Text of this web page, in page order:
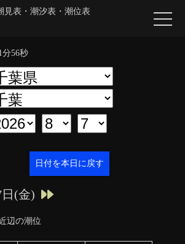
見表・潮汐表・潮位表
分56秒
日付を本日に戻す
日(金)
辺の潮位